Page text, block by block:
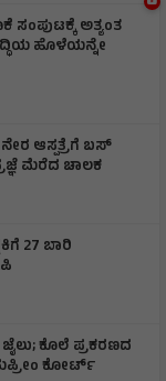
ಸಂಪುಟಕ್ಕೆ ಅತ್ಯಂತ
ಹೊಳೆಯನ್ನೇ
ಆಸ್ಪತ್ರೆಗೆ ಬಸ್‌
ಮೆರೆದ ಚಾಲಕ
27 ಬಾರಿ
ಜೈಲು; ಕೊಲೆ ಪ್ರಕರಣದ
ಕೋರ್ಟ್